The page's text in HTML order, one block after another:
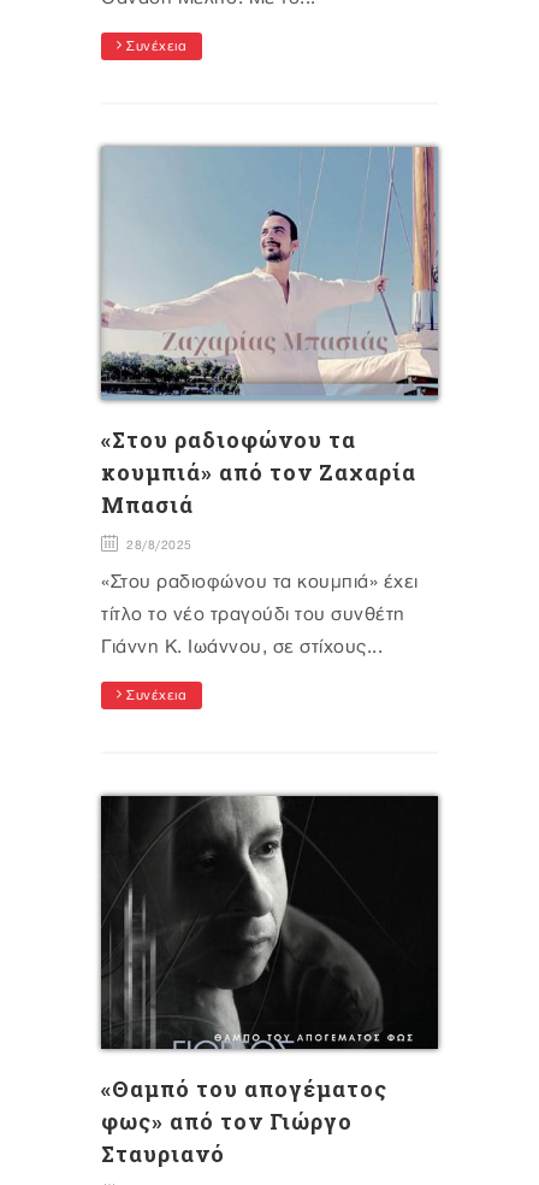
Συνέχεια
«Στου ραδιοφώνου τα
κουμπιά» από τον Ζαχαρία
Μπασιά
28/8/2025
«Στου ραδιοφώνου τα κουμπιά» έχει
τίτλο το νέο τραγούδι του συνθέτη
Γιάννη Κ. Ιωάννου, σε στίχους...
Συνέχεια
«Θαμπό του απογέματος
φως» από τον Γιώργο
Σταυριανό